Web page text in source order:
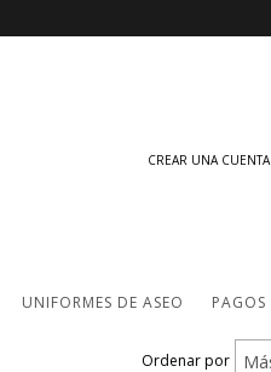
CREAR UNA CUENTA
UNIFORMES DE ASEO PAGOS
Ordenar por